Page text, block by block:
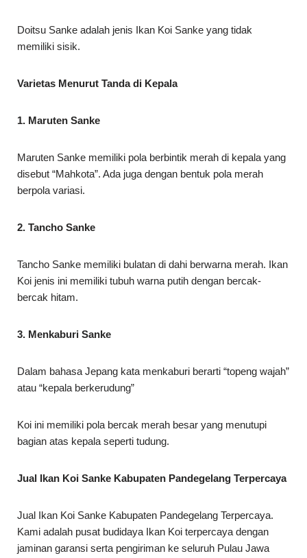
Doitsu Sanke adalah jenis Ikan Koi Sanke yang tidak
memiliki sisik.
Varietas Menurut Tanda di Kepala
1. Maruten Sanke
Maruten Sanke memiliki pola berbintik merah di kepala yang
disebut “Mahkota”. Ada juga dengan bentuk pola merah
berpola variasi.
2. Tancho Sanke
Tancho Sanke memiliki bulatan di dahi berwarna merah. Ikan
Koi jenis ini memiliki tubuh warna putih dengan bercak-
bercak hitam.
3. Menkaburi Sanke
Dalam bahasa Jepang kata menkaburi berarti “topeng wajah”
atau “kepala berkerudung”
Koi ini memiliki pola bercak merah besar yang menutupi
bagian atas kepala seperti tudung.
Jual Ikan Koi Sanke Kabupaten Pandegelang Terpercaya
Jual Ikan Koi Sanke Kabupaten Pandegelang Terpercaya.
Kami adalah pusat budidaya Ikan Koi terpercaya dengan
jaminan garansi serta pengiriman ke seluruh Pulau Jawa